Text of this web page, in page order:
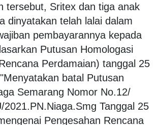
tersebut, Sritex dan tiga anak
dinyatakan telah lalai dalam
pembayarannya kepada
Putusan Homologasi
Perdamaian) tanggal 25
batal Putusan
Semarang Nomor No.12/
2021.PN.Niaga.Smg Tanggal 25
Pengesahan Rencana